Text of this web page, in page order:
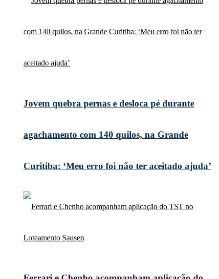
Jovem quebra pernas e desloca pé durante
agachamento com 140 quilos, na Grande
Curitiba: ‘Meu erro foi não ter aceitado ajuda’